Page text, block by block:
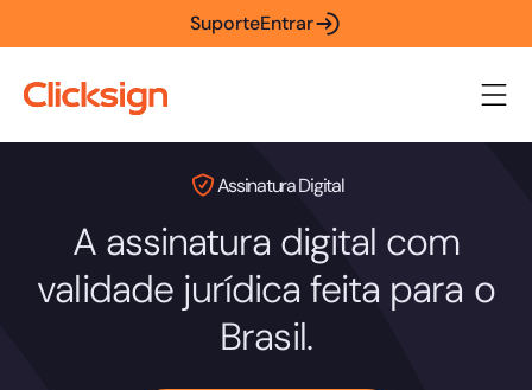
SuporteEntrar
Assinatura Digital
A assinatura digital com
validade jurídica feita para o
Brasil.